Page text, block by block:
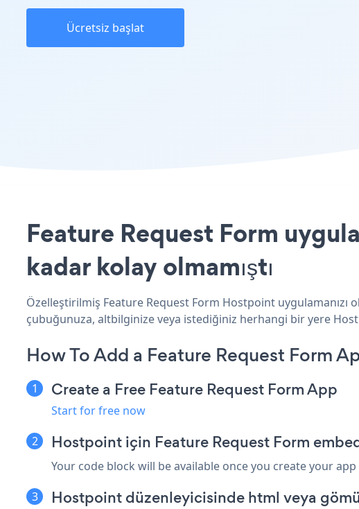
Ücretsiz başlat
Feature Request Form
kadar kolay olmamıştı
Özelleştirilmiş Feature Request Form Hostpoint uygulamanızı
çubuğunuza, altbilginize veya istediğiniz herhangi bir yere
How To Add a Feature Request Form
Create a Free Feature Request Form App
Start for free now
Hostpoint için Feature Request Form
Your code block will be available once you create your app
Hostpoint düzenleyicisinde html veya